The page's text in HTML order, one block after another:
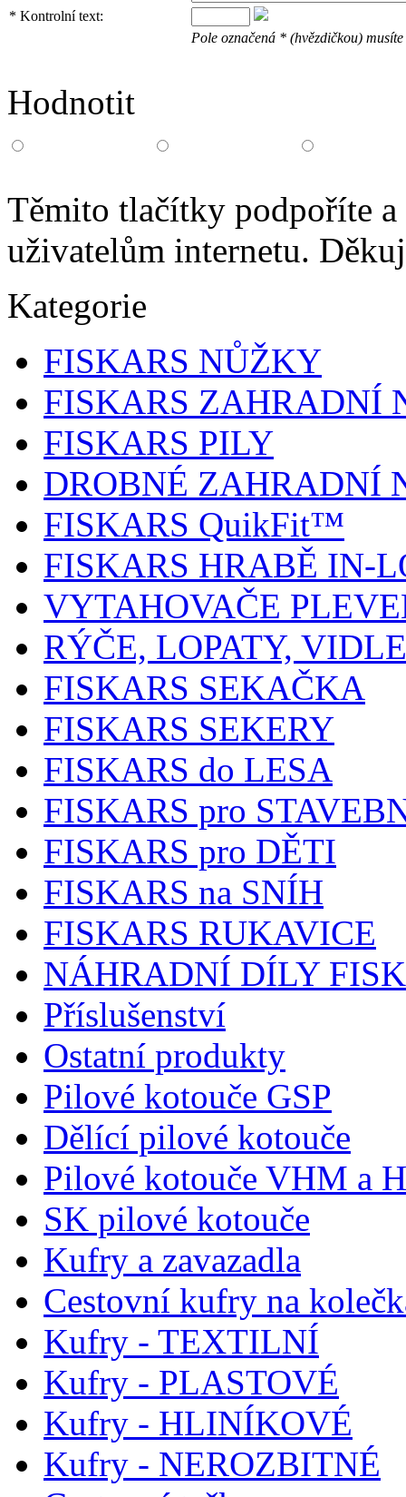
* Kontrolní text:
Pole označená * (hvězdičkou)
Hodnotit
Těmito tlačítky podpoříte a
uživatelům internetu.
Kategorie
FISKARS NŮŽKY
FISKARS ZAHRADNÍ
FISKARS PILY
DROBNÉ ZAHRADNÍ
FISKARS QuikFit™
FISKARS HRABĚ IN-
VYTAHOVAČE
RÝČE, LOPATY, VIDLE
FISKARS SEKAČKA
FISKARS SEKERY
FISKARS do LESA
FISKARS pro
FISKARS pro DĚTI
FISKARS na SNÍH
FISKARS RUKAVICE
NÁHRADNÍ DÍLY
Příslušenství
Ostatní produkty
Pilové kotouče GSP
Dělící pilové kotouče
Pilové kotouče VHM a
SK pilové kotouče
Kufry a zavazadla
Cestovní kufry na
Kufry - TEXTILNÍ
Kufry - PLASTOVÉ
Kufry - HLINÍKOVÉ
Kufry - NEROZBITNÉ